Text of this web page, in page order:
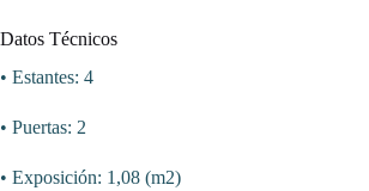
Datos Técnicos
• Estantes: 4
• Puertas: 2
• Exposición: 1,08 (m2)